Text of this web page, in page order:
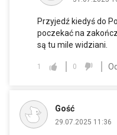
Przyjedź kiedyś do
poczekać na
są tu mile widziani.
1 0
Gość
29.07.2025 11:36